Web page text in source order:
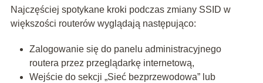
Najczęściej spotykane kroki podczas zmiany SSID w
większości routerów wyglądają następująco:
Zalogowanie się do panelu administracyjnego
routera przez przeglądarkę internetową,
Wejście do sekcji „Sieć bezprzewodowa” lub